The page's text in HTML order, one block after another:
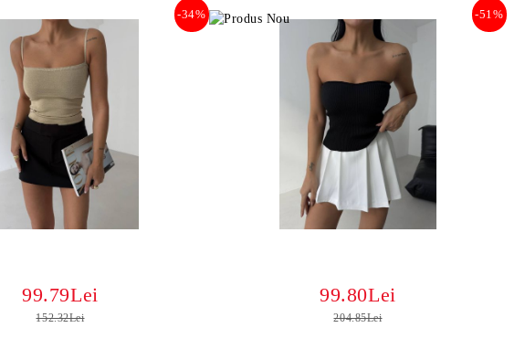
-34%
99.79Lei
152.32Lei
-51%
99.80Lei
204.85Lei